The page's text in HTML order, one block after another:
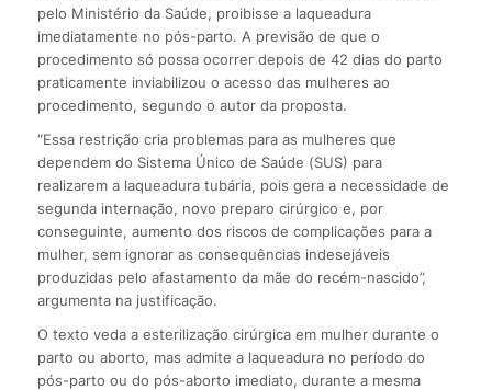
pelo Ministério da Saúde, proibisse a laqueadura
imediatamente no pós-parto. A previsão de que o
procedimento só possa ocorrer depois de 42 dias do parto
praticamente inviabilizou o acesso das mulheres ao
procedimento, segundo o autor da proposta.
“Essa restrição cria problemas para as mulheres que
dependem do Sistema Único de Saúde (SUS) para
realizarem a laqueadura tubária, pois gera a necessidade de
segunda internação, novo preparo cirúrgico e, por
conseguinte, aumento dos riscos de complicações para a
mulher, sem ignorar as consequências indesejáveis
produzidas pelo afastamento da mãe do recém-nascido”,
argumenta na justificação.
O texto veda a esterilização cirúrgica em mulher durante o
parto ou aborto, mas admite a laqueadura no período do
pós-parto ou do pós-aborto imediato, durante a mesma